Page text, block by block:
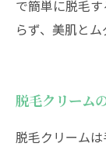
で簡単に脱毛
らず、美肌と
脱毛クリーム
脱毛クリーム